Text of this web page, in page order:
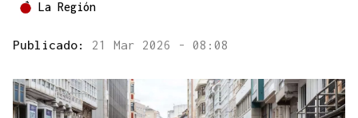
La Región
Publicado: 21 Mar 2026 - 08:08